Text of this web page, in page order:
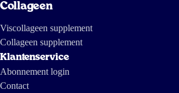
Collageen
Viscollageen supplement
Collageen supplement
Klantenservice
Abonnement login
Contact